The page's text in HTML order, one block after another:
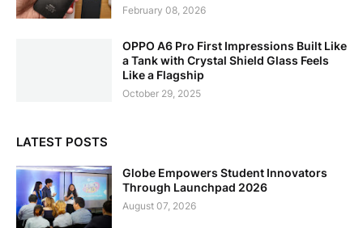
February 08, 2026
OPPO A6 Pro First Impressions Built Like
a Tank with Crystal Shield Glass Feels
Like a Flagship
October 29, 2025
LATEST POSTS
Globe Empowers Student Innovators
Through Launchpad 2026
August 07, 2026